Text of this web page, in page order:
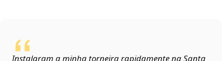
Instalaram a minha torneira rapidamente na Santa